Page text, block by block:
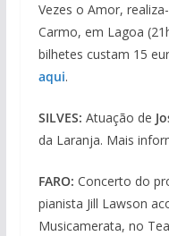
Vezes o Amor,
Carmo, em Lagoa
bilhetes custam 15
aqui.
SILVES: Atuação de
da Laranja. Mais
FARO: Concerto do
pianista Jill Lawson
Musicamerata, no